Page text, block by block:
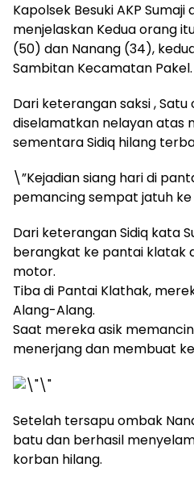
Kapolsek Besuki AKP Sumaji
menjelaskan Kedua orang
(50) dan Nanang (34),
Sambitan Kecamatan Pakel.
Dari keterangan saksi ,
diselamatkan nelayan atas
sementara Sidiq hilang
\”Kejadian siang hari di
pemancing sempat jatuh
Dari keterangan Sidiq kata
berangkat ke pantai klatak
motor.
Tiba di Pantai Klathak,
Alang-Alang.
Saat mereka asik
menerjang dan membuat
Setelah tersapu ombak
batu dan berhasil
korban hilang.